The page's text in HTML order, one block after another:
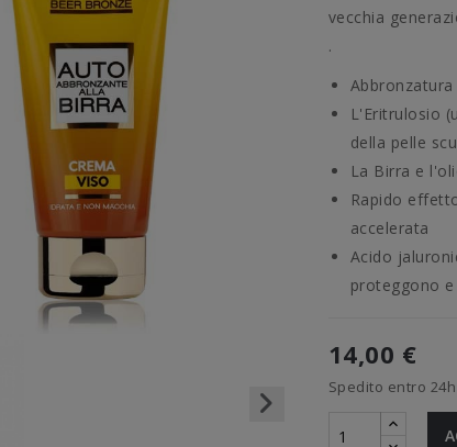
vecchia
.
L'Eritrulosio
della pelle
La Birra e
Rapido
accelerata
Acido
proteggono
14,00 €
Spedito entro 24h